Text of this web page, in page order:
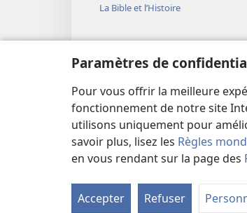
Paramètres de
Pour vous offrir la meilleure
fonctionnement de notre site
utilisons uniquement pour
savoir plus, lisez les Règles
en vous rendant sur la page des
Accepter Refuser
La Bible et l’Histoire
Copyright © 2026 Watch Tower